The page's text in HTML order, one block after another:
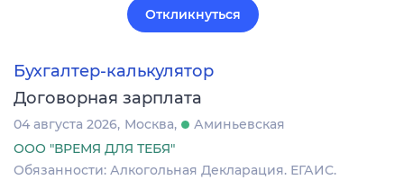
Откликнуться
Бухгалтер-калькулятор
Договорная зарплата
04 августа 2026 Москва
Аминьевская
ООО "ВРЕМЯ ДЛЯ ТЕБЯ"
Обязанности: Алкогольная Декларация. ЕГАИС.